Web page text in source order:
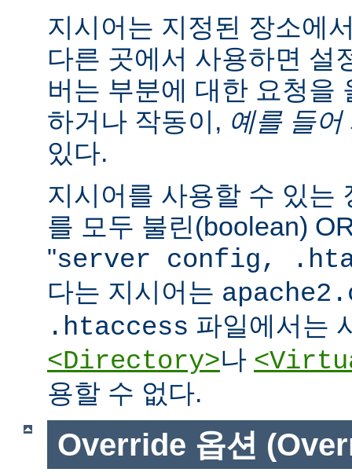
지시어는 지정된 장소에
다른 곳에서 사용하면 설
버는 부분에 대한 요청을
하거나 작동이, 예를 들어
있다.
지시어를 사용할 수 있는
를 모두 불린(boolean)
"server config,
다는 지시어는
.htaccess 파일에서는
<Directory>나
용할 수 없다.
Override 옵션